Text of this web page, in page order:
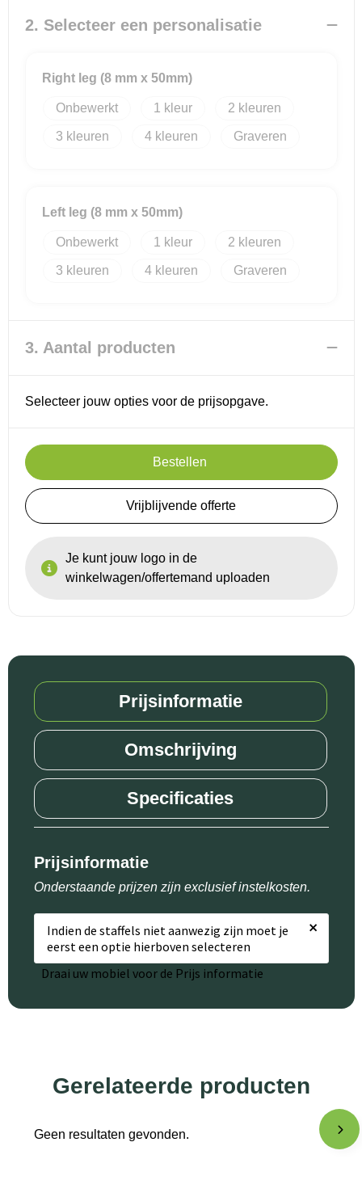
Goodiebags
2. Selecteer een personalisatie
Right leg (8 mm x 50mm)
Onbewerkt 1 2
3 4 Graveren
Left leg (8 mm x 50mm)
Onbewerkt 1 2
3 4 Graveren
3. Aantal producten
Selecteer jouw opties voor de prijsopgave.
Bestellen
Vrijblijvende offerte
Je kunt jouw logo in de
winkelwagen/offertemand uploaden
Prijsinformatie
Omschrijving
Specificaties
Prijsinformatie
Onderstaande prijzen zijn exclusief instelkosten.
Indien de staffels niet aanwezig zijn moet je
eerst een optie hierboven selecteren
×
Draai uw mobiel voor de Prijs informatie
Gerelateerde producten
Geen resultaten gevonden.